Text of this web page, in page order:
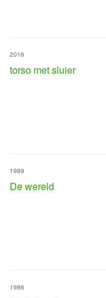
torso met sluier
2016
De wereld
1989
1986